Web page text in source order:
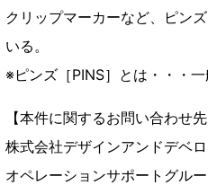
クリップマーカーなど、ピン
いる。
※ピンズ［PINS］とは・・・
【本件に関するお問い合わせ先
株式会社デザインアンドデベ
オペレーションサポートグル